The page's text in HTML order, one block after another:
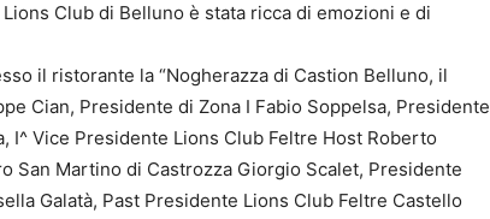
Club di Belluno è stata ricca di emozioni e di
il ristorante la “Nogherazza di Castion Belluno, il
Cian, Presidente di Zona I Fabio Soppelsa, Presidente
I^ Vice Presidente Lions Club Feltre Host Roberto
San Martino di Castrozza Giorgio Scalet, Presidente
Galatà, Past Presidente Lions Club Feltre Castello